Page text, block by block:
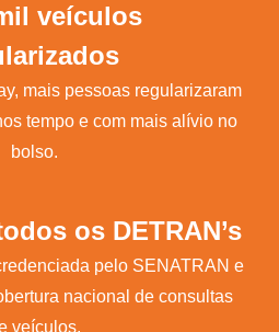
veículos
mais pessoas regularizaram
tempo e com mais alívio no
bolso.
os DETRAN’s
pelo SENATRAN e
nacional de consultas
veículos.